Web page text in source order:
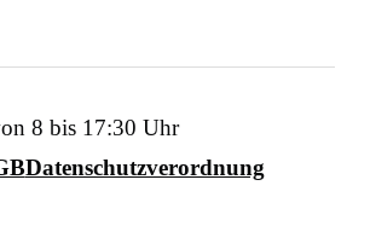
8 bis 17:30 Uhr
Datenschutzverordnung